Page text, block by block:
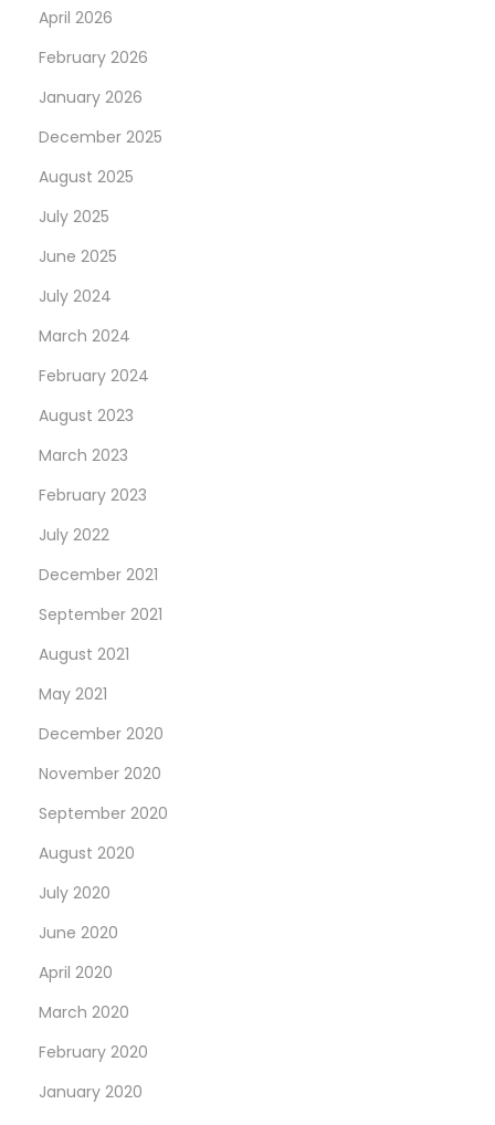
April 2026
February 2026
January 2026
December 2025
August 2025
July 2025
June 2025
July 2024
March 2024
February 2024
August 2023
March 2023
February 2023
July 2022
December 2021
September 2021
August 2021
May 2021
December 2020
November 2020
September 2020
August 2020
July 2020
June 2020
April 2020
March 2020
February 2020
January 2020